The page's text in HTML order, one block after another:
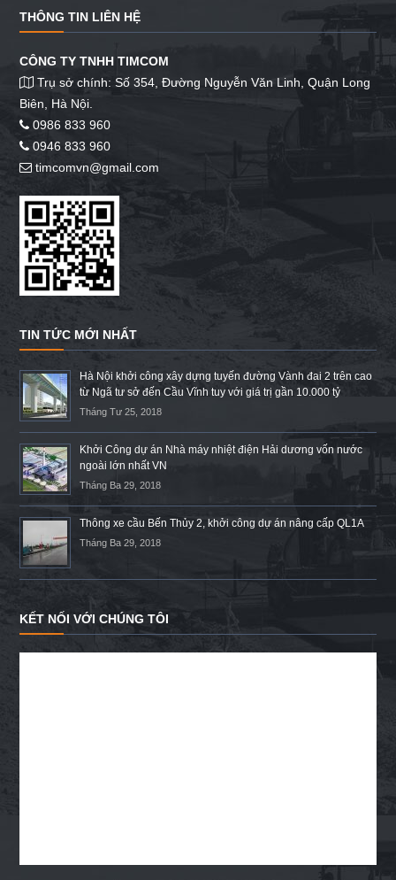
THÔNG TIN LIÊN HỆ
CÔNG TY TNHH TIMCOM
Trụ sở chính: Số 354, Đường Nguyễn Văn Linh, Quận Long
Biên, Hà Nội.
0986 833 960
0946 833 960
timcomvn@gmail.com
TIN TỨC MỚI NHẤT
Hà Nội khởi công xây dựng tuyến đường Vành đai 2 trên cao
từ Ngã tư sở đến Cầu Vĩnh tuy với giá trị gần 10.000 tỷ
Tháng Tư 25, 2018
Khởi Công dự án Nhà máy nhiệt điện Hải dương vốn nước
ngoài lớn nhất VN
Tháng Ba 29, 2018
Thông xe cầu Bến Thủy 2, khởi công dự án nâng cấp QL1A
Tháng Ba 29, 2018
KẾT NỐI VỚI CHÚNG TÔI